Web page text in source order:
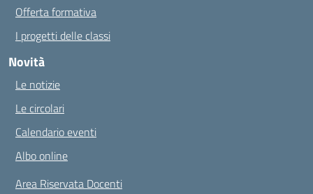
Offerta formativa
I progetti delle classi
Novità
Le notizie
Le circolari
Calendario eventi
Albo online
Area Riservata Docenti